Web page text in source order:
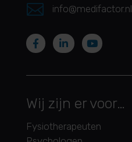
 info@medifactor.nl
Wij zijn er voor…
Fysiotherapeuten